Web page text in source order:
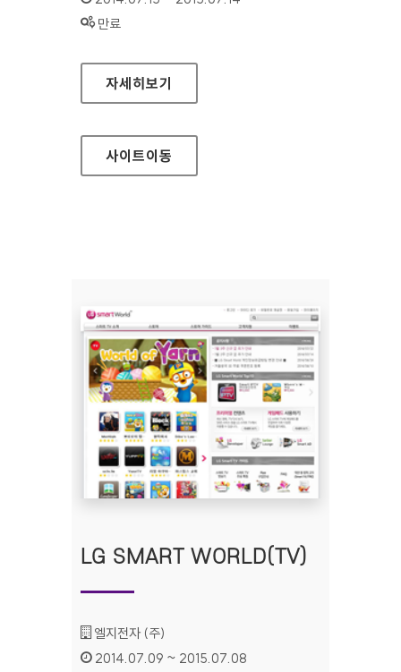
상태 :
만료
마음더하기 정책포털
자세히보기
사이트이동
LG SMART WORLD(TV)
기관명 :
엘지전자 (주)
인증기간 :
2014.07.09 ~ 2015.07.08